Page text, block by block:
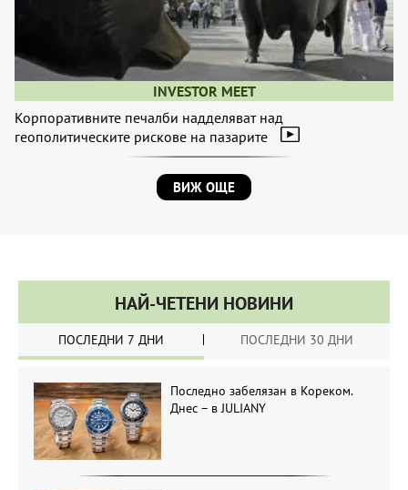
INVESTOR MEET
Корпоративните печалби надделяват над
геополитическите рискове на пазарите
ВИЖ ОЩЕ
НАЙ-ЧЕТЕНИ НОВИНИ
ПОСЛЕДНИ 7 ДНИ ПОСЛЕДНИ 30 ДНИ
Последно забелязан в Кореком.
Днес – в JULIANY